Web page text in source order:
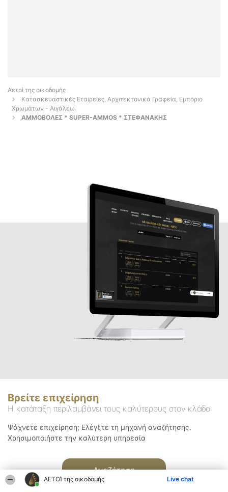
ΑΕΤΟΊ της οικοδομής Live chat
Αετοί της οικοδομής
Κατασκευαστικές Εταιρείες, Αρχιτεκτονικά Γραφεία, Εμπόριο
Χρωμάτων - Αιγάλεω
ΑΜΜΟΒΟΛΕΣ * SUPER-AMMOS * ΣΤΕΦΑΝΑΚΗΣ
Βρείτε επιχείρηση
Η κατάταξη περιλαμβάνει τους καλύτερους στον κλάδο
Ψάχνετε επιχείρηση; Ελέγξτε τη μηχανή αναζήτησης.
Χρησιμοποιήστε την καλύτερη υπηρεσία
Αναζήτηση